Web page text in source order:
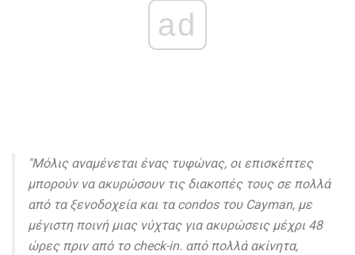
ad
"Μόλις αναμένεται ένας τυφώνας, οι επισκέπτες
μπορούν να ακυρώσουν τις διακοπές τους σε πολλά
από τα ξενοδοχεία και τα condos του Cayman, με
μέγιστη ποινή μιας νύχτας για ακυρώσεις μέχρι 48
ώρες πριν από το check-in. από πολλά ακίνητα,